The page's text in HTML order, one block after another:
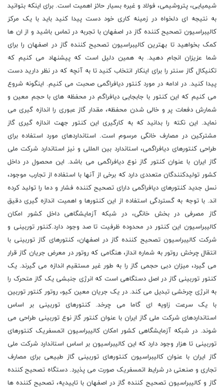
شیمیایی، پتروشیمی، فولاد و غیره بسیار حائز اهمیت است. برای اینکه بتوانید
به نتیجه ای دلخواه در زمینه کاری خود دست پیدا کنید باید با یک مرکز
کالیبراسیون تصحیح کننده گاز در اصفهان با تجربه در تماس باشید و از ان ها
کمک بخواهید تا بهترین کالیبراسیون تصحیح کننده گاز در اصفهان را برای
شما عزیزان انجام دهید. به همین دلیل است که پیشنهاد می کنیم که
تکنیکال گاز سنتر را برای اینکار انتخاب کنید تا به آنچه که در نظر دارید دست
پیدا کنید. در ادامه در مورد کنتور دیافراگمی صحبت می کنیم. اینگونه شروع
می کنیم که این کنتور با جابجایی دیافراگم در محفظه های با حجم معین و
شمارش دفعات پر و خالی شدن محفظه، مقدار گاز عبوری را اندازه گیری می
نماید. این نکته را بدانید که به کارگیری این کنتور جهت اندازه گیری گاز
مشترکین در مصارف خانگی مرسوم است. استانداردهای مورد استفاده برای
طراحی کنتورهای دیافراگمی، استاندارد بین المللی و نیز استاندارد شرکت ملی
گاز ایران با عنوان کنتور گاز نوع دیافراگمی می باشد. این محصول در داخل
کشور تولیدکنندگان متعددی دارد که برخی از آنها با استفاده از تجارب موجود،
نسل جدید کنتورهای دیافراگمی دارای تصحیح کننده فشار و دما را تولید کرده
اند. با توجه به گستردگی استفاده از این کنتورها و اهمیت اندازه گیری دقیق
گاز مصرفی در بخش خانگی، در شبکه آزمایشگاهی داخل کشور امکان
کالیبراسیون این کنتور در محدوده ظرفیت تا صد وجود دارد.کنتور توربینی و
شرکت کالیبراسیون تصحیح کننده گاز در اصفهان، کنتورهای گاز توربینی با
انتقال چرخش روتور به شماره انداز، هنگامی که روتور در معرض جریان گاز قرار
می گیرد، میزان دبی حجمی گاز را به طور غیر مستقیم اندازه می گیرند. یک
کنتور توربینی گاز در اصل دستگاهی است که انرژی جنبشی یک گاز متحرک را
به انرژی چرخشی تبدیل می کند. در یک جریان معین کیو، روتور کنتور توربین
با یک سرعت زاویه ای گاما می چرخد. کنتورهای توربینی بر اساس
استانداردهای شرکت ملی گاز ایران با عنوان کنتور گاز نوع توربینی طراحی می
شوند. در شبکه آزمایشگاهی کشور امکان کالیبراسیون اتمسفریک کنتورهای
توربینی تا هزار وجود دارد که این کالیبراسیون بر اساس استاندارد شرکت ملی
گاز ایران با عنوان کالیبراسیون کنتورهای توربینی گاز طبیعی برای مصارف
تجاری و صنعتی در شرایط اتمسفریک صورت می پذیرد. دستگاه تصحیح کننده
گاز و کالیبراسیون تصحیح کننده گاز در اصفهان با تاییدیه، تصحیح کننده ها